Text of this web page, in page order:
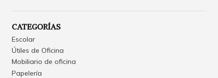
CATEGORÍAS
Escolar
Útiles de Oficina
Mobiliario de oficina
Papelería